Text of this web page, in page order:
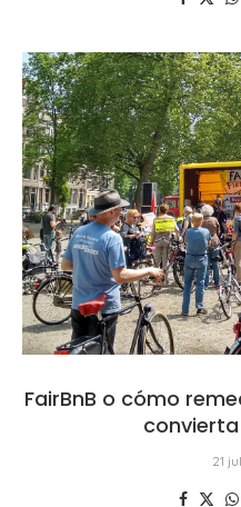
FairBnB o cómo
21